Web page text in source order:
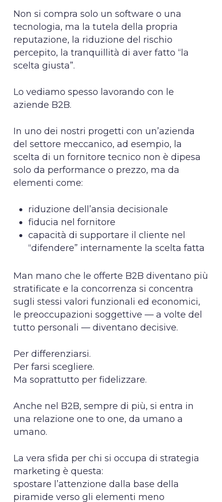
Non si compra solo un software o una
tecnologia, ma la tutela della propria
reputazione, la riduzione del rischio
percepito, la tranquillità di aver fatto “la
scelta giusta”.
Lo vediamo spesso lavorando con le
aziende B2B.
In uno dei nostri progetti con un’azienda
del settore meccanico, ad esempio, la
scelta di un fornitore tecnico non è dipesa
solo da performance o prezzo, ma da
elementi come:
riduzione dell’ansia decisionale
fiducia nel fornitore
capacità di supportare il cliente nel
“difendere” internamente la scelta fatta
Man mano che le offerte B2B diventano più
stratificate e la concorrenza si concentra
sugli stessi valori funzionali ed economici,
le preoccupazioni soggettive — a volte del
tutto personali — diventano decisive.
Per differenziarsi.
Per farsi scegliere.
Ma soprattutto per fidelizzare.
Anche nel B2B, sempre di più, si entra in
una relazione one to one, da umano a
umano.
La vera sfida per chi si occupa di strategia
marketing è questa:
spostare l’attenzione dalla base della
piramide verso gli elementi meno